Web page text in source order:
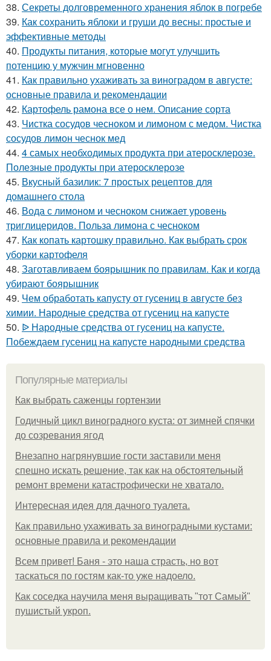
38. Секреты долговременного хранения яблок в погребе
39. Как сохранить яблоки и груши до весны: простые и
эффективные методы
40. Продукты питания, которые могут улучшить
потенцию у мужчин мгновенно
41. Как правильно ухаживать за виноградом в августе:
основные правила и рекомендации
42. Картофель рамона все о нем. Описание сорта
43. Чистка сосудов чесноком и лимоном с медом. Чистка
сосудов лимон чеснок мед
44. 4 самых необходимых продукта при атеросклерозе.
Полезные продукты при атеросклерозе
45. Вкусный базилик: 7 простых рецептов для
домашнего стола
46. Вода с лимоном и чесноком снижает уровень
триглицеридов. Польза лимона с чесноком
47. Как копать картошку правильно. Как выбрать срок
уборки картофеля
48. Заготавливаем боярышник по правилам. Как и когда
убирают боярышник
49. Чем обработать капусту от гусениц в августе без
химии. Народные средства от гусениц на капусте
50. ᐉ Народные средства от гусениц на капусте.
Побеждаем гусениц на капусте народными средства
Популярные материалы
Как выбрать саженцы гортензии
Годичный цикл виноградного куста: от зимней спячки
до созревания ягод
Внезапно нагрянувшие гости заставили меня
спешно искать решение, так как на обстоятельный
ремонт времени катастрофически не хватало.
Интересная идея для дачного туалета.
Как правильно ухаживать за виноградными кустами:
основные правила и рекомендации
Всем привет! Баня - это наша страсть, но вот
таскаться по гостям как-то уже надоело.
Как соседка научила меня выращивать "тот Самый"
пушистый укроп.